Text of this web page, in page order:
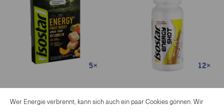
Apricot 5x
1 Stk.
Wer Energie verbrennt, kann sich auch ein paar Cookies gönnen. Wir